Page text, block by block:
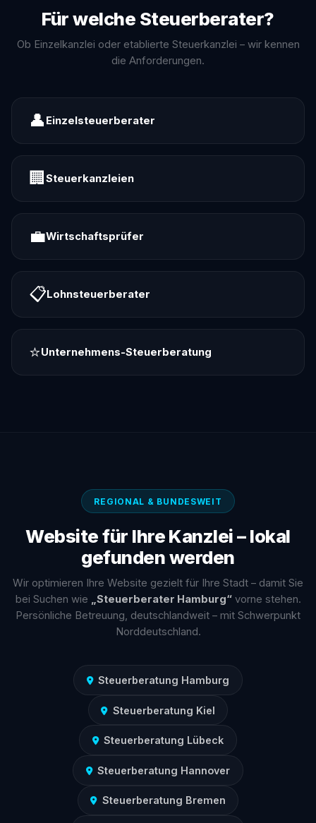
Für welche Steuerberater?
Ob Einzelkanzlei oder etablierte Steuerkanzlei – wir kennen
die Anforderungen.
👤 Einzelsteuerberater
🏢 Steuerkanzleien
💼Wirtschaftsprüfer
📋Lohnsteuerberater
⭐Unternehmens-Steuerberatung
REGIONAL & BUNDESWEIT
Website für Ihre Kanzlei – lokal
gefunden werden
Wir optimieren Ihre Website gezielt für Ihre Stadt – damit Sie
bei Suchen wie „Steuerberater Hamburg“vorne stehen.
Persönliche Betreuung, deutschlandweit – mit Schwerpunkt
Norddeutschland.
Steuerberatung Hamburg
Steuerberatung Kiel
Steuerberatung Lübeck
Steuerberatung Hannover
Steuerberatung Bremen